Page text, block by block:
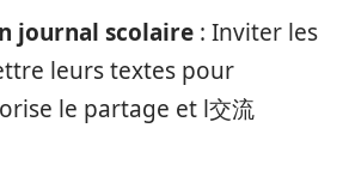
journal scolaire : Inviter les
leurs textes pour
le partage et l交流